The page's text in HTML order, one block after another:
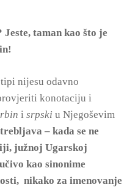
taman kao što je
nijesu odavno
konotaciju i
i srpski u Njegoševim
– kada se ne
južnoj Ugarskoj
kao sinonime
nikako za imenovanje